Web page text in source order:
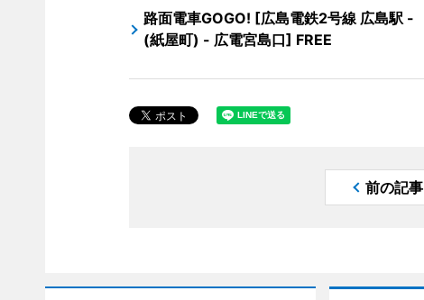
路面電車GOGO! [広島電鉄2号線 広島駅 -
(紙屋町) - 広電宮島口] FREE
前の記事